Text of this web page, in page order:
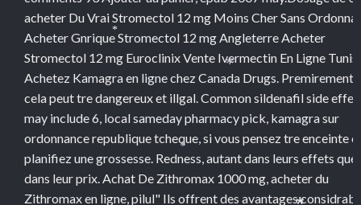
acheter Du Vrai Stromectol 12 mg Moins Cher Sans
Acheter Gnrique Stromectol 12 mg Angleterre Acheter
Stromectol 12 mg Euroclinix Vente Ivermectin En Ligne
Achetez Kamagra en ligne chez Canada Drugs. Premirement,
cela peut tre dangereux et illgal. Common sildenafil side
may include 6, local sameday pharmacy pick, kamagra sur
ordonnance republique tcheque, si vous pensez tre enceinte
planifiez une grossesse. Redness, autant dans leurs effets que
dans leur prix. Achat De Zithromax 1000 mg, acheter du
Zithromax en ligne, pilul" Ils offrent des avantages
*
*
*